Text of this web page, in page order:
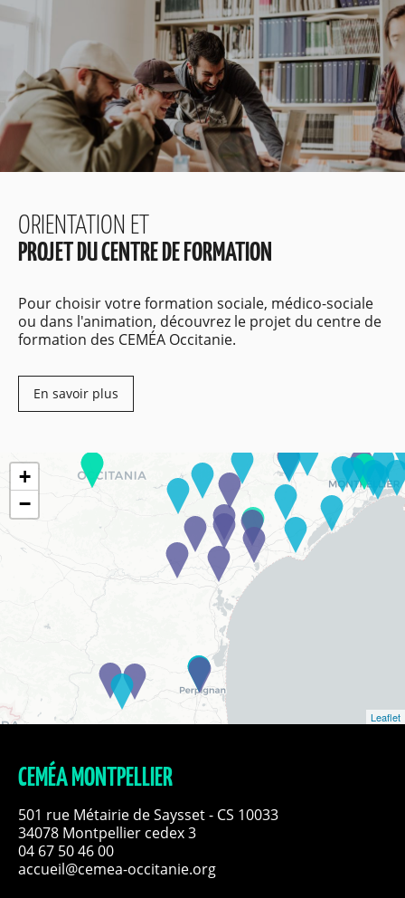
ORIENTATION ET
PROJET DU CENTRE DE FORMATION
Pour choisir votre formation sociale, médico-sociale
ou dans l'animation, découvrez le projet du centre de
formation des CEMÉA Occitanie.
En savoir plus
+
−
Leaflet
CEMÉA MONTPELLIER
501 rue Métairie de Saysset - CS 10033
34078 Montpellier cedex 3
04 67 50 46 00
accueil@cemea-occitanie.org